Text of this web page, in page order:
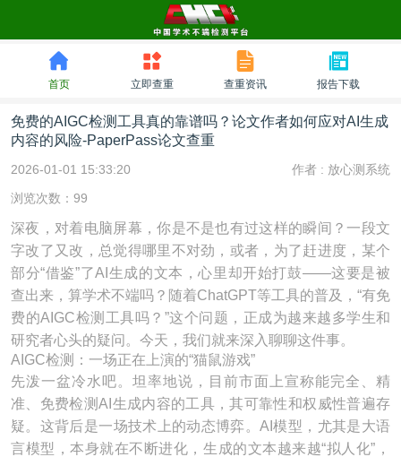
首页 立即查重 查重资讯 报告下载
免费的AIGC检测工具真的靠谱吗？论文作者如何应对AI生成
内容的风险-PaperPass论文查重
2026-01-01 15:33:20 作者 : 放心测系统
浏览次数：99
深夜，对着电脑屏幕，你是不是也有过这样的瞬间？一段文
字改了又改，总觉得哪里不对劲，或者，为了赶进度，某个
部分“借鉴”了AI生成的文本，心里却开始打鼓——这要是被
查出来，算学术不端吗？随着ChatGPT等工具的普及，“有免
费的AIGC检测工具吗？”这个问题，正成为越来越多学生和
研究者心头的疑问。今天，我们就来深入聊聊这件事。
AIGC检测：一场正在上演的“猫鼠游戏”
先泼一盆冷水吧。坦率地说，目前市面上宣称能完全、精
准、免费检测AI生成内容的工具，其可靠性和权威性普遍存
疑。这背后是一场技术上的动态博弈。AI模型，尤其是大语
言模型，本身就在不断进化，生成的文本越来越“拟人化”，